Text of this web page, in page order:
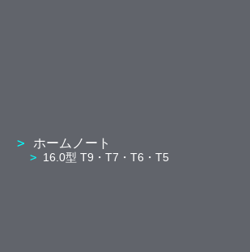
ホームノート
16.0型 T9・T7・T6・T5